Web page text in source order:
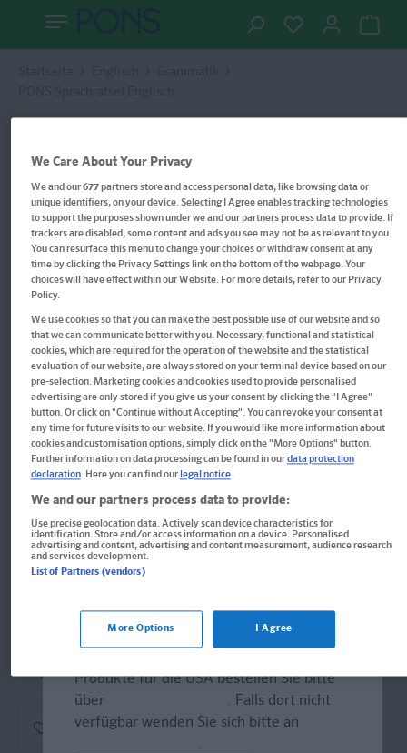
PONS Sprachrätsel Englisch
Spielerisch zum Englischprofi. 250 Rätsel zu Grammatik,
Wortschatz und Landeskunde
Kalender
Format: 15,0 x 21,0 cm, 176 Seiten
ISBN: 978-3-12-562985-1
Produkte für die USA bestellen Sie bitte
über
. Falls dort nicht
verfügbar wenden Sie sich bitte an
.
We Care About Your Privacy
We and our677partners store and access personal data, like browsing data or
unique identifiers, on your device. Selecting I Agree enables tracking technologies
to support the purposes shown under we and our partners process data to provide. If
trackers are disabled, some content and ads you see may not be as relevant to you.
You can resurface this menu to change your choices or withdraw consent at any
time by clicking the Privacy Settings link on the bottom of the webpage. Your
choices will have effect within our Website. For more details, refer to our Privacy
Policy.
We use cookies so that you can make the best possible use of our website and so
that we can communicate better with you. Necessary, functional and statistical
cookies, which are required for the operation of the website and the statistical
evaluation of our website, are always stored on your terminal device based on our
pre-selection. Marketing cookies and cookies used to provide personalised
advertising are only stored if you give us your consent by clicking the "I Agree"
button. Or click on "Continue without Accepting". You can revoke your consent at
any time for future visits to our website. If you would like more information about
cookies and customisation options, simply click on the "More Options" button.
Further information on data processing can be found in ourdata protection
declaration. Here you can find ourlegal notice.
We and our partners process data to provide:
Use precise geolocation data. Actively scan device characteristics for
identification. Store and/or access information on a device. Personalised
advertising and content, advertising and content measurement, audience research
and services development.
List of Partners (vendors)
More Options I Agree